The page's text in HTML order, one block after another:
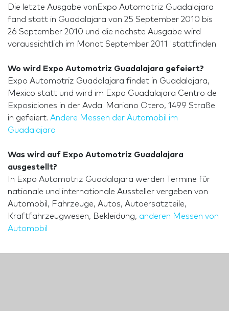
Die letzte Ausgabe vonExpo Automotriz Guadalajara
fand statt in Guadalajara von 25 September 2010 bis
26 September 2010 und die nächste Ausgabe wird
voraussichtlich im Monat September 2011 'stattfinden.
Wo wird Expo Automotriz Guadalajara gefeiert?
Expo Automotriz Guadalajara findet in Guadalajara,
Mexico statt und wird im Expo Guadalajara Centro de
Exposiciones in der Avda. Mariano Otero, 1499 Straße
in gefeiert. Andere Messen der Automobil im
Guadalajara
Was wird auf Expo Automotriz Guadalajara
ausgestellt?
In Expo Automotriz Guadalajara werden Termine für
nationale und internationale Aussteller vergeben von
Automobil, Fahrzeuge, Autos, Autoersatzteile,
Kraftfahrzeugwesen, Bekleidung, anderen Messen von
Automobil